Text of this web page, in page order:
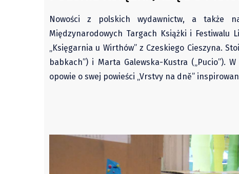
Nowości z polskich wydawnictw, a także
Międzynarodowych Targach Książki i Festiwalu
„Księgarnia u Wirthów” z Czeskiego Cieszyna.
babkach”) i Marta Galewska-Kustra („Pucio”).
opowie o swej powieści „Vrstvy na dně”